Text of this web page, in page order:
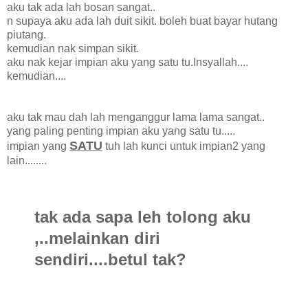
aku tak ada lah bosan sangat..
n supaya aku ada lah duit sikit. boleh buat bayar hutang
piutang.
kemudian nak simpan sikit.
aku nak kejar impian aku yang satu tu.Insyallah....
kemudian....
aku tak mau dah lah menganggur lama lama sangat..
yang paling penting impian aku yang satu tu.....
impian yang SATU tuh lah kunci untuk impian2 yang
lain........
tak ada sapa leh tolong aku
,..melainkan diri
sendiri....betul tak?